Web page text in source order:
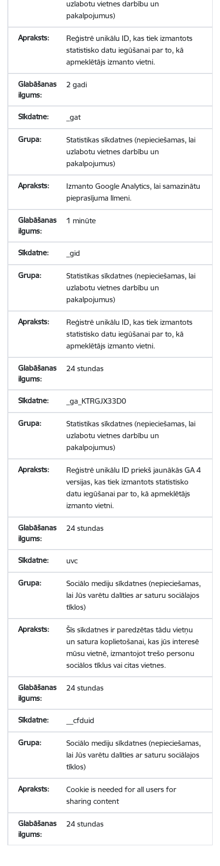
uzlabotu vietnes darbību un
pakalpojumus)
Reģistrē unikālu ID, kas tiek izmantots
statistisko datu iegūšanai par to, kā
apmeklētājs izmanto vietni.
2 gadi
_gat
Statistikas sīkdatnes (nepieciešamas, lai
uzlabotu vietnes darbību un
pakalpojumus)
Izmanto Google Analytics, lai samazinātu
pieprasījuma līmeni.
1 minūte
_gid
Statistikas sīkdatnes (nepieciešamas, lai
uzlabotu vietnes darbību un
pakalpojumus)
Reģistrē unikālu ID, kas tiek izmantots
statistisko datu iegūšanai par to, kā
apmeklētājs izmanto vietni.
24 stundas
_ga_KTRGJX33D0
Statistikas sīkdatnes (nepieciešamas, lai
uzlabotu vietnes darbību un
pakalpojumus)
Reģistrē unikālu ID priekš jaunākās GA 4
versijas, kas tiek izmantots statistisko
datu iegūšanai par to, kā apmeklētājs
izmanto vietni.
24 stundas
uvc
Sociālo mediju sīkdatnes (nepieciešamas,
lai Jūs varētu dalīties ar saturu sociālajos
tīklos)
Šīs sīkdatnes ir paredzētas tādu vietņu
un satura koplietošanai, kas jūs interesē
mūsu vietnē, izmantojot trešo personu
sociālos tīklus vai citas vietnes.
24 stundas
__cfduid
Sociālo mediju sīkdatnes (nepieciešamas,
lai Jūs varētu dalīties ar saturu sociālajos
tīklos)
Cookie is needed for all users for
sharing content
24 stundas